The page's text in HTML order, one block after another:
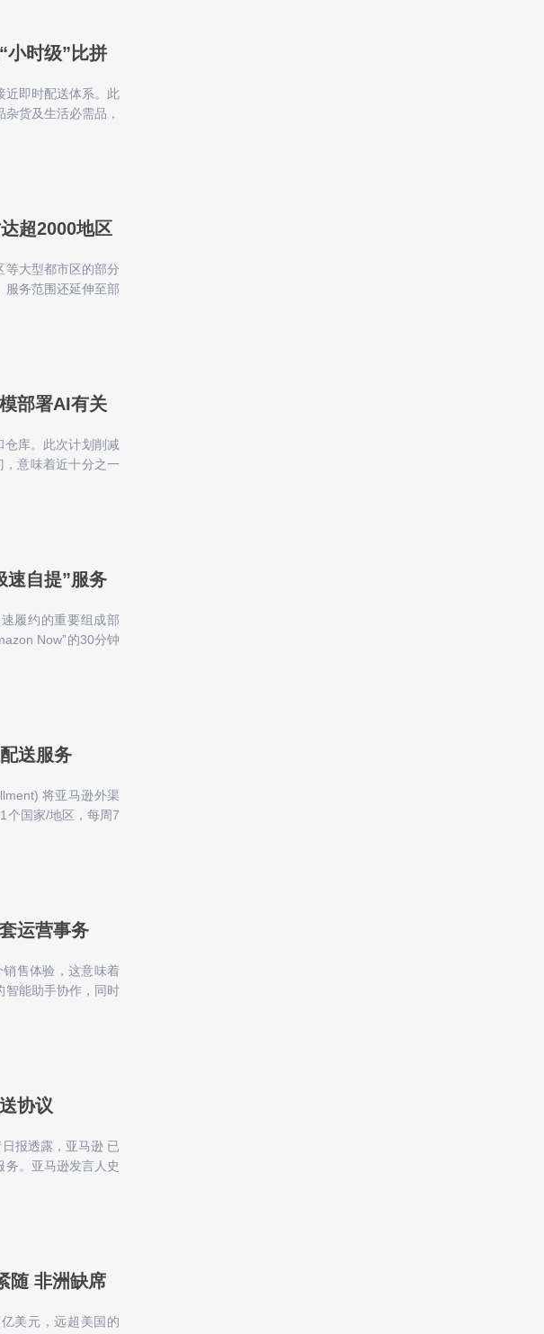
小时级”比拼
近即时配送体系。此
货及生活必需品，
超2000地区
等大型都市区的部分
服务范围还延伸至部
部署AI有关
仓库。此次计划削减
意味着近十分之一
速自提”服务
履约的重要组成部
Now”的30分钟
送服务
将亚马逊外渠
个国家/地区，每周7
运营事务
售体验，这意味着
智能助手协作，同时
协议
报透露，亚马逊 已
。亚马逊发言人史
随 非洲缺席
美元，远超美国的